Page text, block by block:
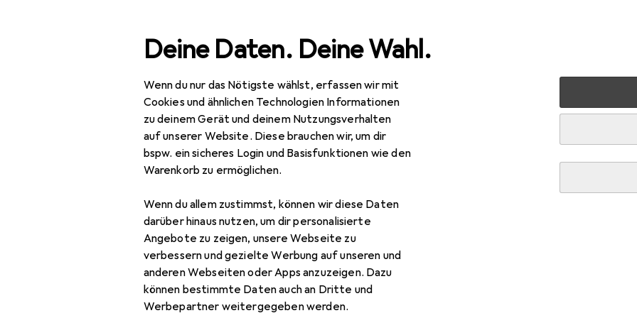
Deine Daten. Deine Wahl.
Wenn du nur das Nötigste wählst, erfassen wir mit
Cookies und ähnlichen Technologien Informationen
zu deinem Gerät und deinem Nutzungsverhalten
auf unserer Website. Diese brauchen wir, um dir
bspw. ein sicheres Login und Basisfunktionen wie den
Warenkorb zu ermöglichen.
Wenn du allem zustimmst, können wir diese Daten
darüber hinaus nutzen, um dir personalisierte
Angebote zu zeigen, unsere Webseite zu
verbessern und gezielte Werbung auf unseren und
anderen Webseiten oder Apps anzuzeigen. Dazu
können bestimmte Daten auch an Dritte und
Werbepartner weitergegeben werden.
Navigation nach Kategorien Gesamtsortiment Sport Ballsport Lico Boulder